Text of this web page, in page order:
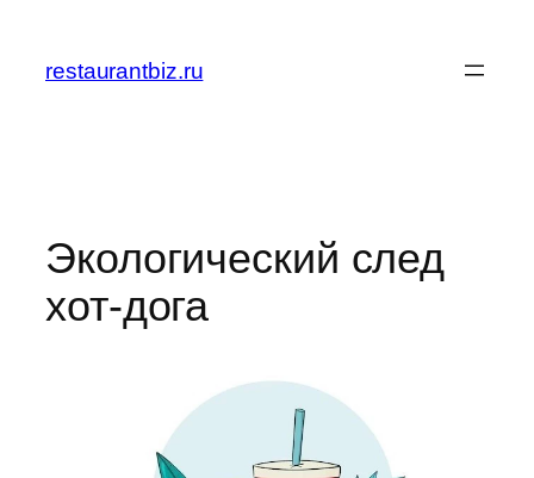
содержимому
restaurantbiz.ru
Экологический след
хот-дога